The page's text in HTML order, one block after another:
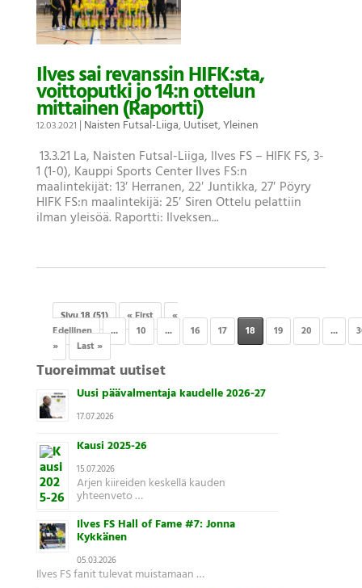
Ilves sai revanssin HIFK:sta,
voittoputki jo 14:n ottelun
mittainen (Raportti)
12.03.2021 | Naisten Futsal-Liiga,Uutiset,Yleinen
13.3.21 La, Naisten Futsal-Liiga, Ilves FS – HIFK FS, 3-
1 (1-0), Kauppi Sports Center Ilves FS:n
maalintekijät: 13′ Herranen, 22′ Juntikka, 27′ Pöyry
HIFK FS:n maalintekijä: 25′ Siren Ottelu pelattiin
ilman yleisöä. Raportti: Ilveksen...
Sivu 18 (51) « First
«
Edellinen
... 10 ... 16 17 18 19 20 ...
»
Last »
Tuoreimmat uutiset
Uusi päävalmentaja kaudelle 2026-27
17.07.2026
Kausi 2025-26
15.07.2026
Arjen kiireiden keskellä kauden
yhteenveto …
Ilves FS Hall of Fame #7: Jonna
Kykkänen
05.03.2026
Ilves FS fanit tulevat muistamaan …